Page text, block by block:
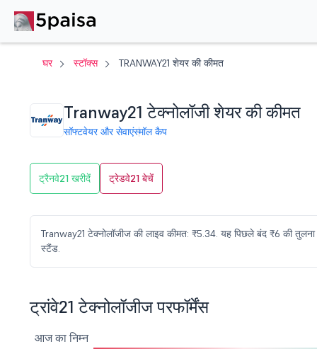
घर स्टॉक्स TRANWAY21 शेयर की कीमत
Tranway21 टेक्नोलॉजी शेयर की कीमत
सॉफ्टवेयर और सेवाएंस्मॉल कैप
ट्रैनवे21 खरीदें ट्रेडवे21 बेचें
Tranway21 टेक्नोलॉजीज की लाइव कीमत: ₹5.34. यह पिछले बंद ₹6 की
स्टैंड.
ट्रांवे21 टेक्नोलॉजीज परफॉर्मेंस
आज का निम्न